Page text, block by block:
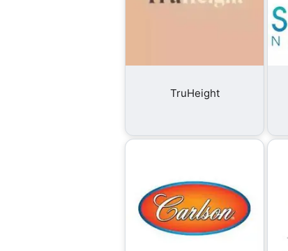
TruHeight